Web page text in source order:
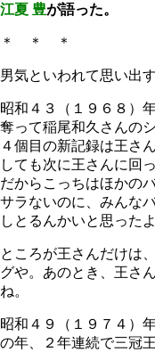
江夏 豊が語った。
＊ ＊ ＊
男気といわれて思い出
昭和４３（１９６８）
奪って稲尾和久さんの
４個目の新記録は王さ
しても次に王さんに回
だからこっちはほかの
サラないのに、みんな
しとるんかいと思った
ところが王さんだけは
グや。あのとき、王さ
ね。
昭和４９（１９７４）
の年、２年連続で三冠